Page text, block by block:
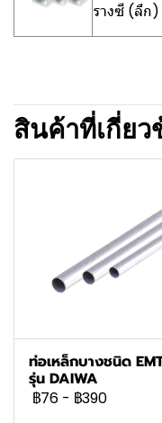
รางซี (ลึก
สินค้าที่เกี่ยว
ท่อเหล็กบางชนิด
รุ่น DAIWA
฿76 - ฿390